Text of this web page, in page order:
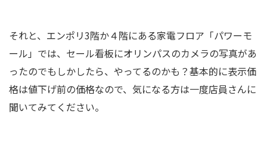
それと、エンポリ3階か４階にある家電フロア「パワーモ
ール」では、セール看板にオリンパスのカメラの写真があ
ったのでもしかしたら、やってるのかも？基本的に表示価
格は値下げ前の価格なので、気になる方は一度店員さんに
聞いてみてください。